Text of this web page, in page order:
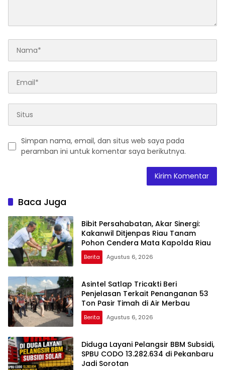
Simpan nama, email, dan situs web saya pada
peramban ini untuk komentar saya berikutnya.
Baca Juga
Bibit Persahabatan, Akar Sinergi:
Kakanwil Ditjenpas Riau Tanam
Pohon Cendera Mata Kapolda Riau
Berita Agustus 6, 2026
Asintel Satlap Tricakti Beri
Penjelasan Terkait Penanganan 53
Ton Pasir Timah di Air Merbau
Berita Agustus 6, 2026
Diduga Layani Pelangsir BBM Subsidi,
SPBU CODO 13.282.634 di Pekanbaru
Jadi Sorotan